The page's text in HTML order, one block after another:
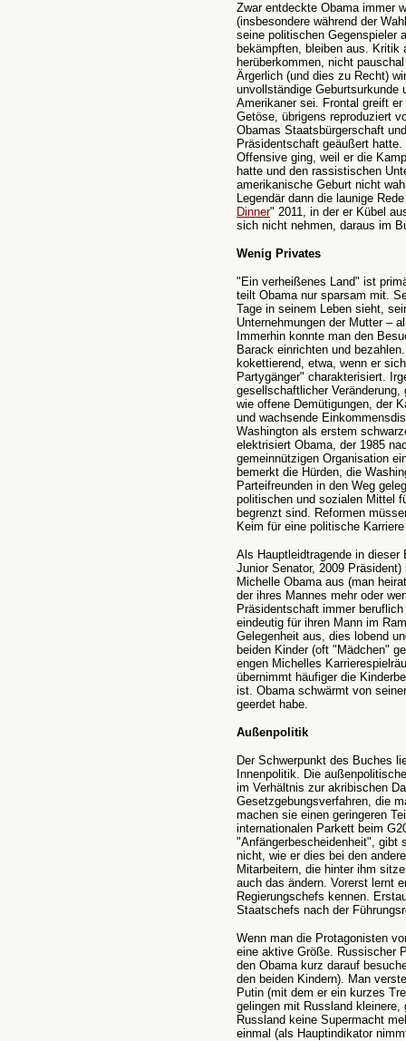
Zwar entdeckte Obama immer
(insbesondere während der
seine politischen Gegenspieler
bekämpften, bleiben aus.
herüberkommen, nicht
Ärgerlich (und dies zu Recht)
unvollständige Geburtsurkunde
Amerikaner sei. Frontal greift
Getöse, übrigens reproduziert
Obamas Staatsbürgerschaft
Präsidentschaft geäußert
Offensive ging, weil er die
hatte und den rassistischen
amerikanische Geburt nicht
Legendär dann die launige
Dinner" 2011, in der er Kübel
sich nicht nehmen, daraus im
Wenig Privates
"Ein verheißenes Land" ist
teilt Obama nur sparsam mit.
Tage in seinem Leben sieht,
Unternehmungen der Mutter –
Immerhin konnte man den
Barack einrichten und
kokettierend, etwa, wenn er
Partygänger" charakterisiert.
gesellschaftlicher
wie offene Demütigungen, der
und wachsende
Washington als erstem
elektrisiert Obama, der 1985
gemeinnützigen Organisation
bemerkt die Hürden, die
Parteifreunden in den Weg
politischen und sozialen Mittel
begrenzt sind. Reformen
Keim für eine politische
Als Hauptleidtragende in
Junior Senator, 2009
Michelle Obama aus (man
der ihres Mannes mehr oder
Präsidentschaft immer
eindeutig für ihren Mann im
Gelegenheit aus, dies lobend
beiden Kinder (oft "Mädchen"
engen Michelles
übernimmt häufiger die
ist. Obama schwärmt von
geerdet habe.
Außenpolitik
Der Schwerpunkt des Buches
Innenpolitik. Die
im Verhältnis zur akribischen
Gesetzgebungsverfahren, die
machen sie einen geringeren
internationalen Parkett beim
"Anfängerbescheidenheit", gibt
nicht, wie er dies bei den
Mitarbeitern, die hinter ihm
auch das ändern. Vorerst lernt
Regierungschefs kennen.
Staatschefs nach der
Wenn man die Protagonisten
eine aktive Größe. Russischer
den Obama kurz darauf
den beiden Kindern). Man
Putin (mit dem er ein kurzes
gelingen mit Russland
Russland keine Supermacht
einmal (als Hauptindikator